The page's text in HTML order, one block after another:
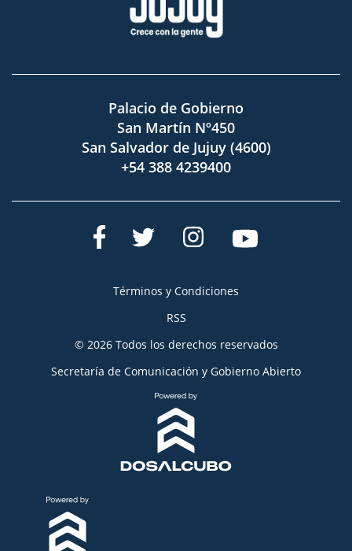
Palacio de Gobierno
San Martín Nº450
San Salvador de Jujuy (4600)
+54 388 4239400
Términos y Condiciones
RSS
© 2026 Todos los derechos reservados
Secretaría de Comunicación y Gobierno Abierto